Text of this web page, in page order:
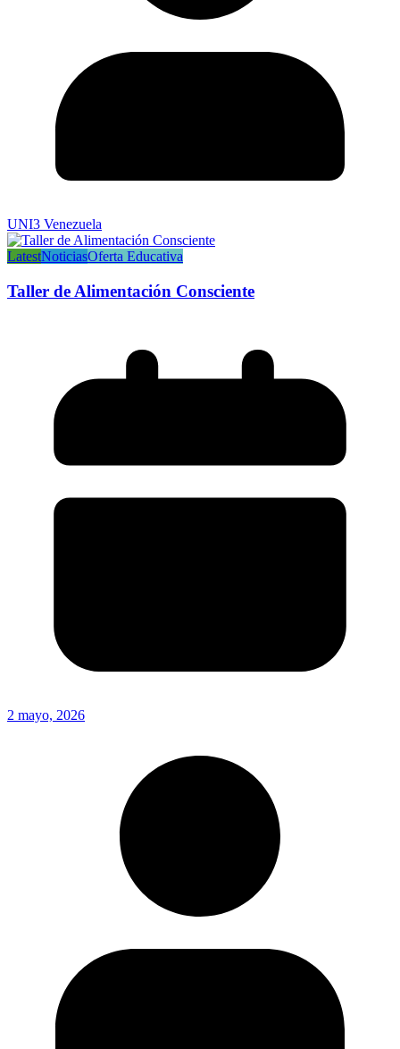
UNI3 Venezuela
LatestNoticiasOferta Educativa
Taller de Alimentación Consciente
2 mayo, 2026